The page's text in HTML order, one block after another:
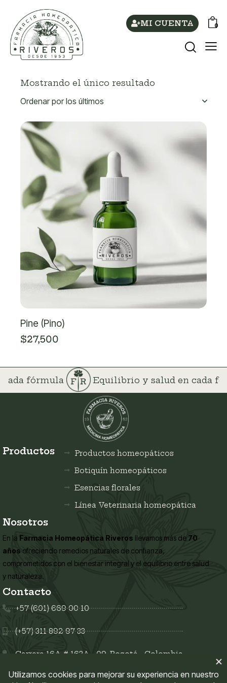
MI CUENTA 0
Mostrando el único resultado
Pine (Pino)
$27,500
cada fórmula Equilibrio y salud en cada
Productos
Productos homeopáticos
Botiquín homeopáticos
Esencias florales
Línea Veterinaria homeopática
Nosotros
En la Farmacia Homeopática Riveros llevamos más de 70
años ofreciendo remedios naturales de confianza,
comprometidos con el bienestar integral y el equilibrio entre salud
y naturaleza.
Contacto
+57 (601) 669 00 10
(+57) 311 892 97 33
Carrera 16A # 163A - 09, Bogotá - Colombia
Síguenos en: